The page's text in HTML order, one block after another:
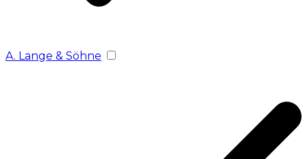
A. Lange & Söhne